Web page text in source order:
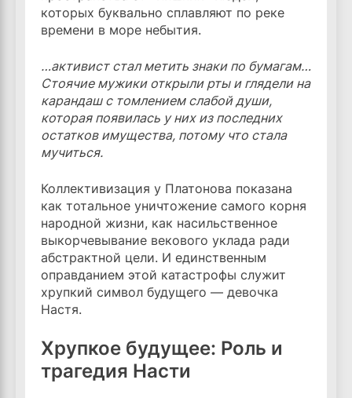
которых буквально сплавляют по реке
времени в море небытия.
…активист стал метить знаки по бумагам…
Стоячие мужики открыли рты и глядели на
карандаш с томлением слабой души,
которая появилась у них из последних
остатков имущества, потому что стала
мучиться.
Коллективизация у Платонова показана
как тотальное уничтожение самого корня
народной жизни, как насильственное
выкорчевывание векового уклада ради
абстрактной цели. И единственным
оправданием этой катастрофы служит
хрупкий символ будущего — девочка
Настя.
Хрупкое будущее: Роль и
трагедия Насти